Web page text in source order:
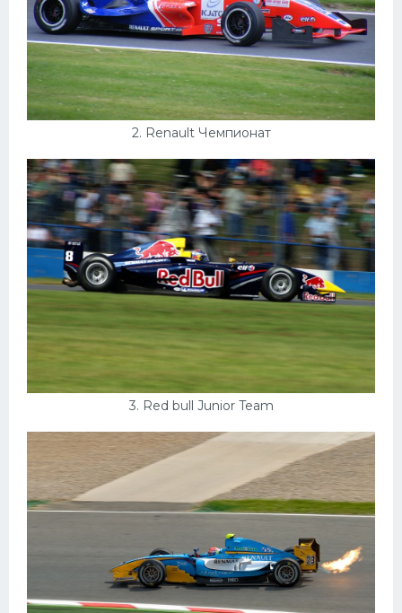
2. Renault Чемпионат
3. Red bull Junior Team